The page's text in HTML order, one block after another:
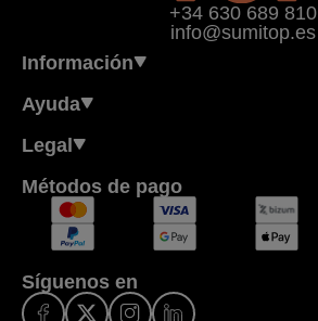
+34 630 689 810
info@sumitop.es
Información
Ayuda
Legal
Métodos de pago
Síguenos en